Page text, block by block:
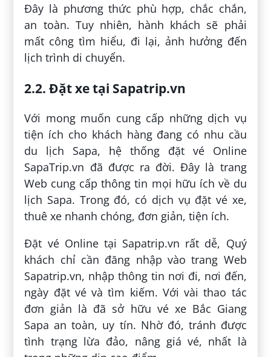
Đây là phương thức phù hợp, chắc chắn,
an toàn. Tuy nhiên, hành khách sẽ phải
mất công tìm hiểu, đi lại, ảnh hưởng đến
lịch trình di chuyển.
2.2. Đặt xe tại Sapatrip.vn
Với mong muốn cung cấp những dịch vụ
tiện ích cho khách hàng đang có nhu cầu
du lịch Sapa, hệ thống đặt vé Online
SapaTrip.vn đã được ra đời. Đây là trang
Web cung cấp thông tin mọi hữu ích về du
lịch Sapa. Trong đó, có dịch vụ đặt vé xe,
thuê xe nhanh chóng, đơn giản, tiện ích.
Đặt vé Online tại Sapatrip.vn rất dễ, Quý
khách chỉ cần đăng nhập vào trang Web
Sapatrip.vn, nhập thông tin nơi đi, nơi đến,
ngày đặt vé và tìm kiếm. Với vài thao tác
đơn giản là đã sở hữu vé xe Bắc Giang
Sapa an toàn, uy tín. Nhờ đó, tránh được
tình trạng lừa đảo, nâng giá vé, nhất là